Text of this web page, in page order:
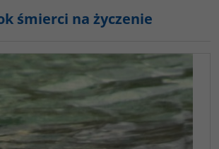
śmierci na życzenie